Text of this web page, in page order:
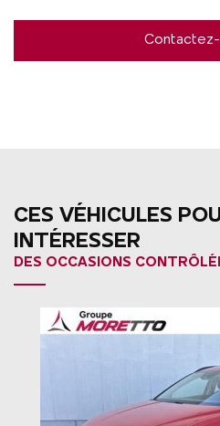
CES VÉHICULES
INTÉRESSER
DES OCCASIONS